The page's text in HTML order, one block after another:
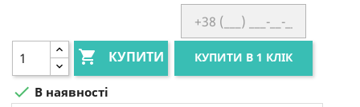
 КУПИТИ КУПИТИ В 1 КЛІК
 В наявності